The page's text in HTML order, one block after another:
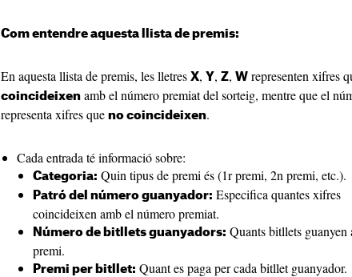
Com entendre aquesta llista de premis:
En aquesta llista de premis, les lletres X, Y, Z, W representen xifres
coincideixen amb el número premiat del sorteig, mentre que el
representa xifres que no coincideixen.
Cada entrada té informació sobre:
Categoria: Quin tipus de premi és (1r premi, 2n premi, etc.).
Patró del número guanyador: Especifica quantes xifres
coincideixen amb el número premiat.
Número de bitllets guanyadors: Quants bitllets guanyen
premi.
Premi per bitllet: Quant es paga per cada bitllet guanyador.